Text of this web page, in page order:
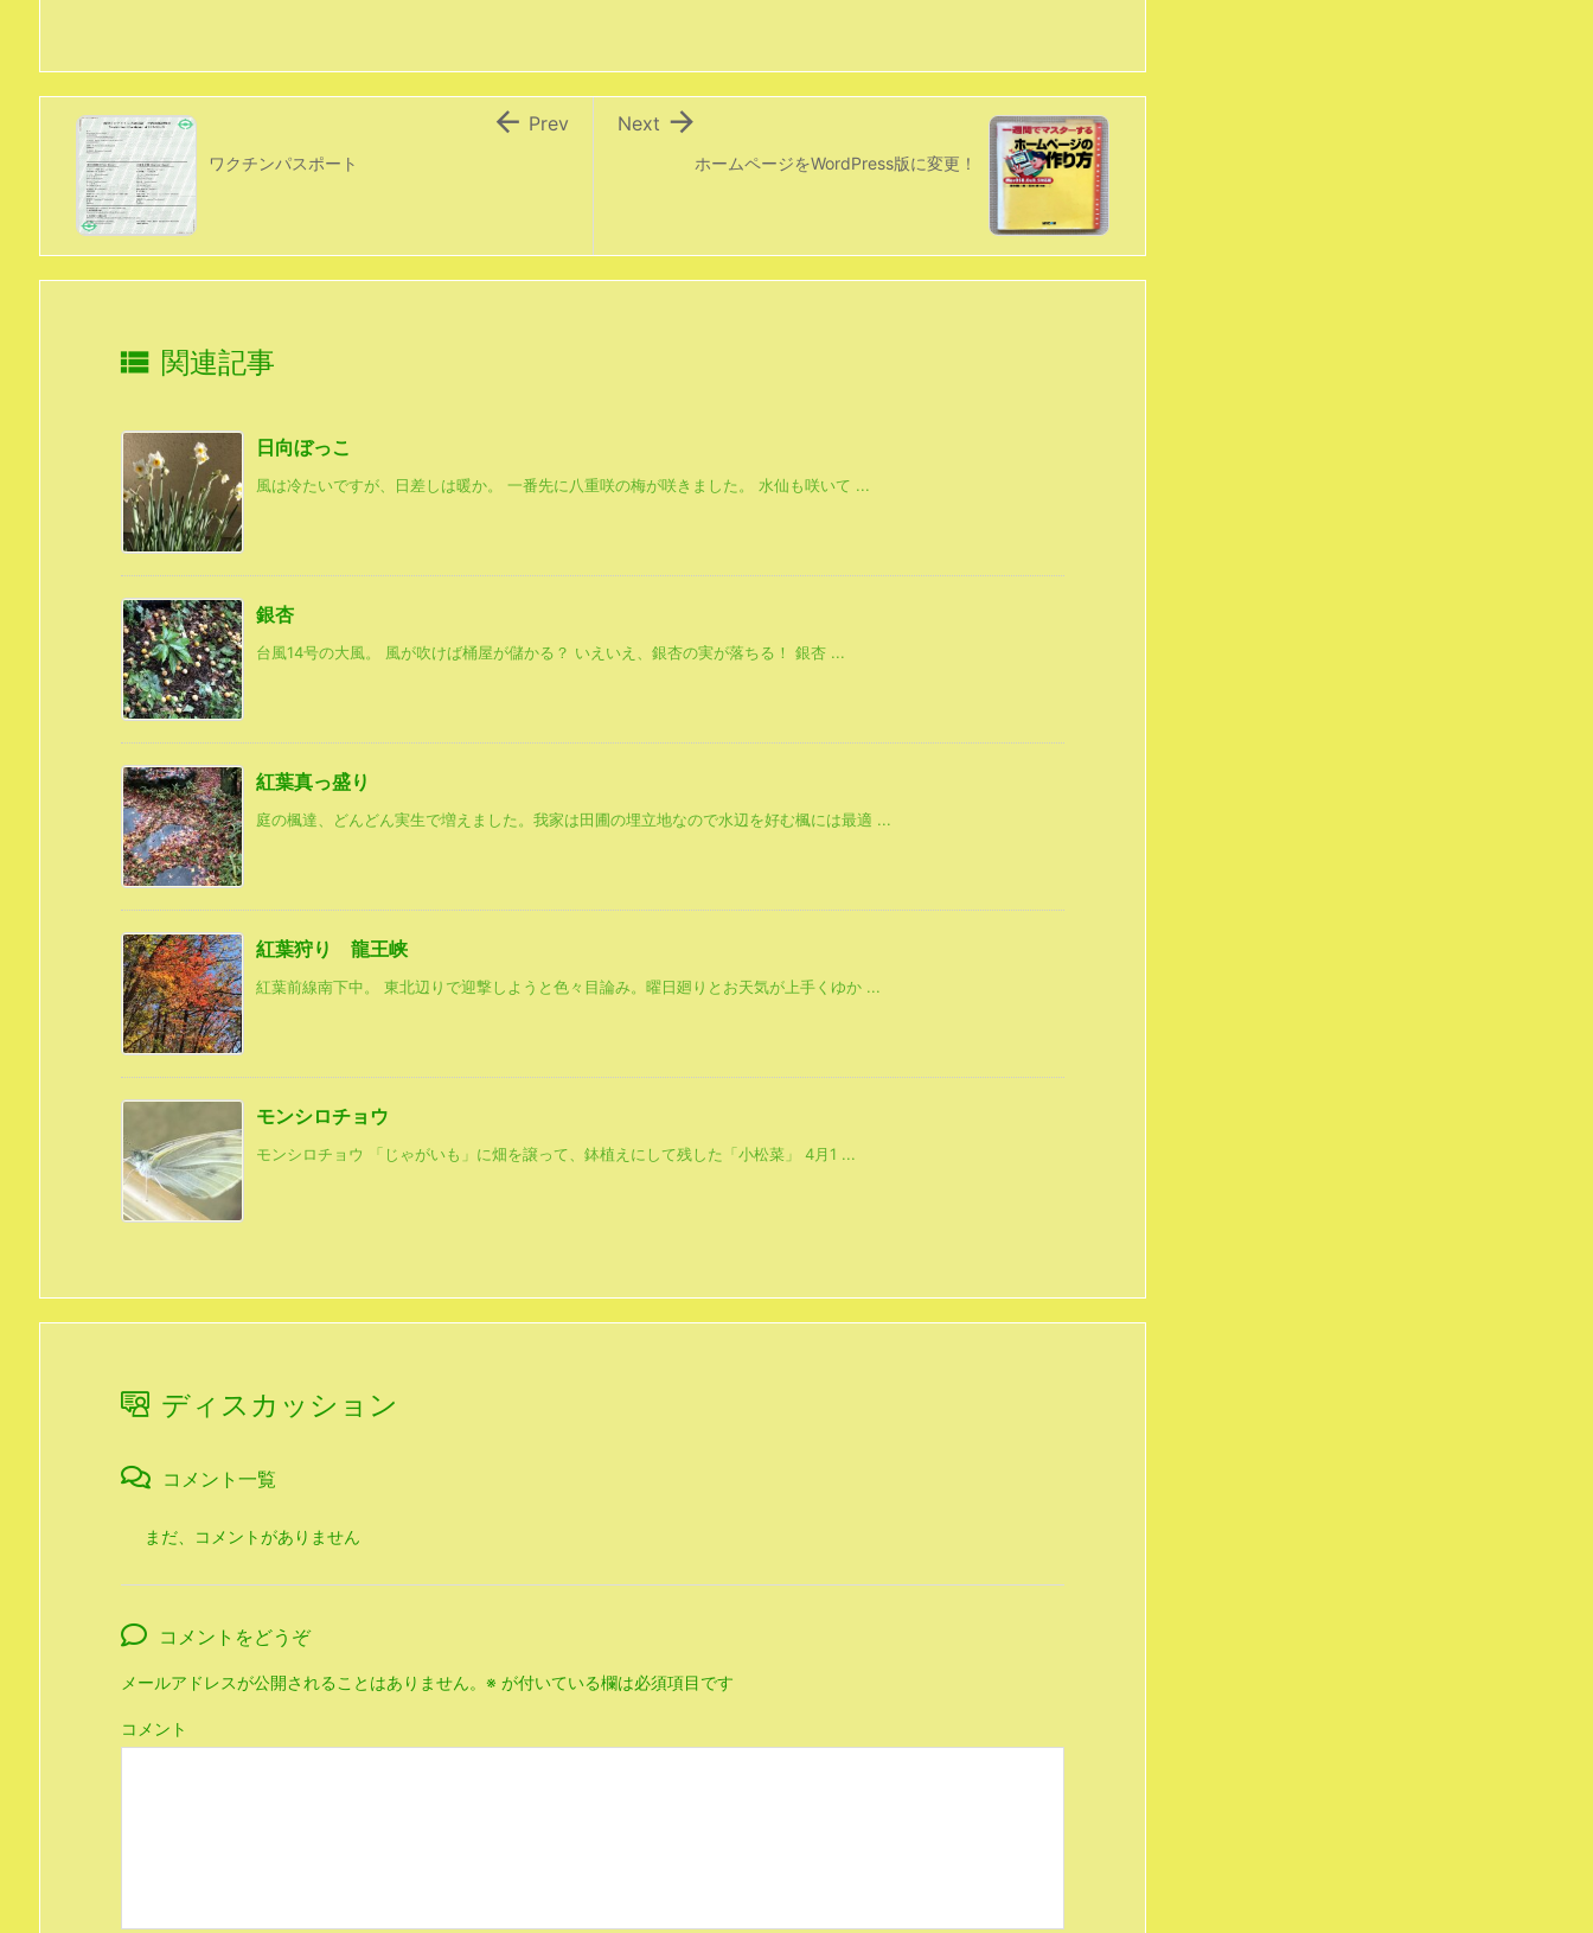
ホームページをWordPress版に変更！

Next
ワクチンパスポート
 Prev
 関連記事
日向ぼっこ
風は冷たいですが、日差しは暖か。 一番先に八重咲の梅が咲きました。 水仙も咲いて ...
銀杏
台風14号の大風。 風が吹けば桶屋が儲かる？ いえいえ、銀杏の実が落ちる！ 銀杏 ...
紅葉真っ盛り
庭の楓達、どんどん実生で増えました。我家は田圃の埋立地なので水辺を好む楓には最適 ...
紅葉狩り 龍王峡
紅葉前線南下中。 東北辺りで迎撃しようと色々目論み。曜日廻りとお天気が上手くゆか ...
モンシロチョウ
モンシロチョウ 「じゃがいも」に畑を譲って、鉢植えにして残した「小松菜」 4月1 ...
ディスカッション
コメント一覧
まだ、コメントがありません
コメントをどうぞ
メールアドレスが公開されることはありません。 ※ が付いている欄は必須項目です
コメント